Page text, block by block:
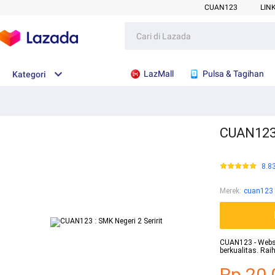
CUAN123
Kategori LazMall Pulsa & Tagihan
Merek: cuan123
CUAN123 -
berkualitas.